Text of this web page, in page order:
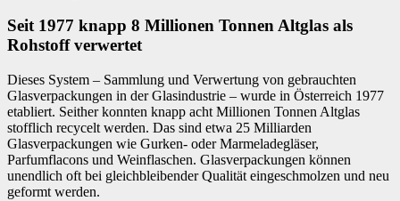
Seit 1977 knapp 8 Millionen Tonnen Altglas als
Rohstoff verwertet
Dieses System – Sammlung und Verwertung von gebrauchten
Glasverpackungen in der Glasindustrie – wurde in Österreich 1977
etabliert. Seither konnten knapp acht Millionen Tonnen Altglas
stofflich recycelt werden. Das sind etwa 25 Milliarden
Glasverpackungen wie Gurken- oder Marmeladegläser,
Parfumflacons und Weinflaschen. Glasverpackungen können
unendlich oft bei gleichbleibender Qualität eingeschmolzen und neu
geformt werden.